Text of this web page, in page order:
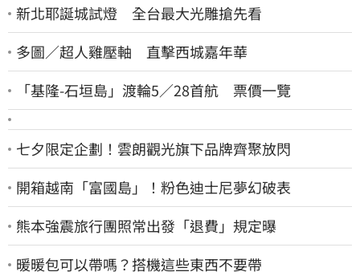
新北耶誕城試燈 全台最大光雕搶先看
多圖／超人雞壓軸 直擊西城嘉年華
「基隆-石垣島」渡輪5／28首航 票價一覽
七夕限定企劃！雲朗觀光旗下品牌齊聚放閃
開箱越南「富國島」！粉色迪士尼夢幻破表
熊本強震旅行團照常出發「退費」規定曝
暖暖包可以帶嗎？搭機這些東西不要帶